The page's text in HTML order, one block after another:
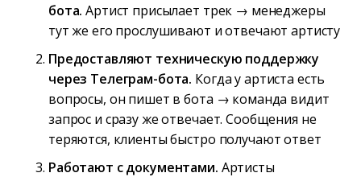
бота.Артист присылает трек → менеджеры
тут же его прослушивают и отвечают артисту
Предоставляют техническую поддержку
через Телеграм-бота. Когда у артиста есть
вопросы, он пишет в бота → команда видит
запрос и сразу же отвечает. Сообщения не
теряются, клиенты быстро получают ответ
Работают с документами. Артисты